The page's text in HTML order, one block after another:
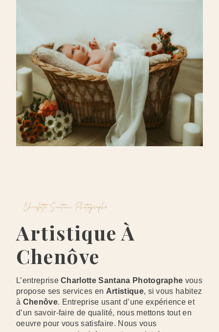
Charlotte Santana Photographe
Artistique À
Chenôve
L’entrepriseCharlotte Santana Photographe vous
propose ses services en Artistique, si vous habitez
à Chenôve. Entreprise usant d’une expérience et
d’un savoir-faire de qualité, nous mettons tout en
oeuvre pour vous satisfaire. Nous vous